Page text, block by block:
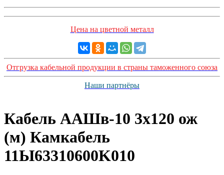
Цена на цветной металл
Отгрузка кабельной продукции в страны таможенного союза
Наши партнёры
Кабель ААШв-10 3х120 ож
(м) Камкабель
11Ы63310600K010